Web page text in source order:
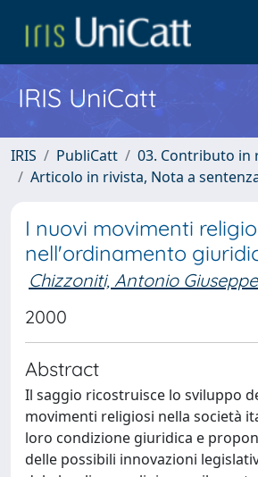
IRIS UniCatt
IRIS PubliCatt
03. Contributo in
Articolo in rivista, Nota a
I nuovi movimenti
nell'ordinamento
Chizzoniti, Antonio
2000
Abstract
Il saggio ricostruisce lo sviluppo
movimenti religiosi nella società
loro condizione giuridica e
delle possibili innovazioni